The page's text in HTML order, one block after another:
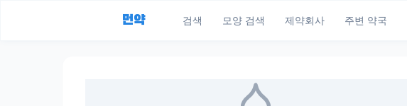
먼약 검색 모양 검색 제약회사 주변 약국